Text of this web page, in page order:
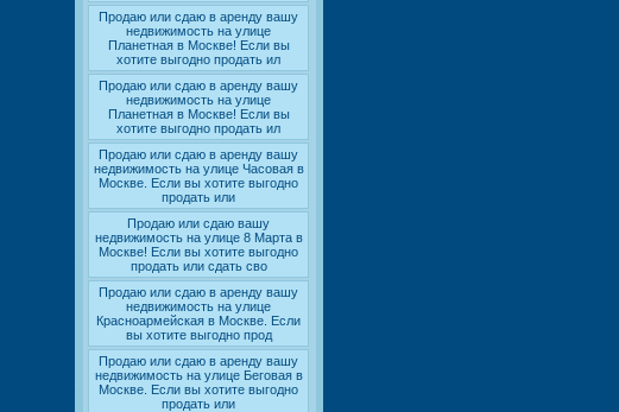
Продаю или сдаю в аренду вашу
недвижимость на улице
Планетная в Москве! Если вы
хотите выгодно продать ил
Продаю или сдаю в аренду вашу
недвижимость на улице
Планетная в Москве! Если вы
хотите выгодно продать ил
Продаю или сдаю в аренду вашу
недвижимость на улице Часовая в
Москве. Если вы хотите выгодно
продать или
Продаю или сдаю вашу
недвижимость на улице 8 Марта в
Москве! Если вы хотите выгодно
продать или сдать сво
Продаю или сдаю в аренду вашу
недвижимость на улице
Красноармейская в Москве. Если
вы хотите выгодно прод
Продаю или сдаю в аренду вашу
недвижимость на улице Беговая в
Москве. Если вы хотите выгодно
продать или